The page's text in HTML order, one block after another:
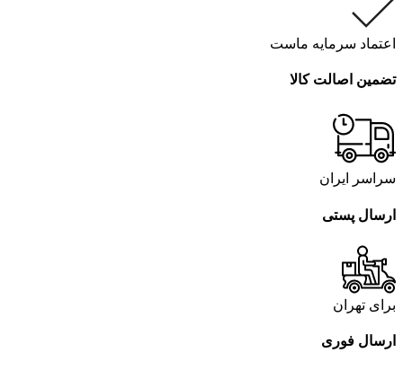
اعتماد سرمایه ماست
تضمین اصالت کالا
سراسر ایران
ارسال پستی
برای تهران
ارسال فوری